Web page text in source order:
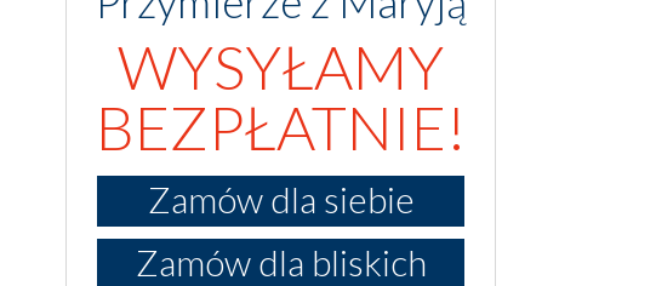
WYSYŁAMY
BEZPŁATNIE!
Zamów dla siebie
Zamów dla bliskich